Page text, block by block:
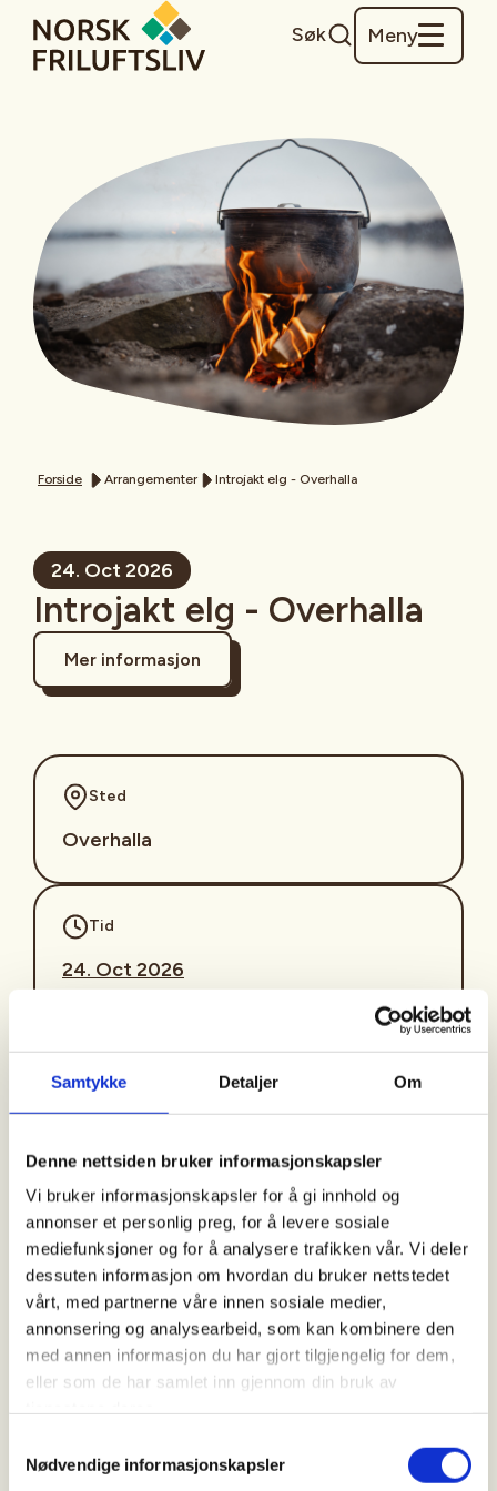
Samtykke Detaljer Om
Denne nettsiden bruker informasjonskapsler
Vi bruker informasjonskapsler for å gi innhold og
annonser et personlig preg, for å levere sosiale
mediefunksjoner og for å analysere trafikken vår. Vi deler
dessuten informasjon om hvordan du bruker nettstedet
vårt, med partnerne våre innen sosiale medier,
annonsering og analysearbeid, som kan kombinere den
med annen informasjon du har gjort tilgjengelig for dem,
eller som de har samlet inn gjennom din bruk av
Nødvendige informasjonskapsler
Søk Meny
Forside Arrangementer Introjakt elg - Overhalla
24. Oct 2026
Introjakt elg - Overhalla
Mer informasjon
Sted
Overhalla
Tid
24. Oct 2026
Arrangør
Kontaktperson
https://99217288
jorgen.rosendal@veidekke.no
Overhalla JFF arrangerer introjakt på elg lørdag 24.
oktober
Sted: KOMMER!